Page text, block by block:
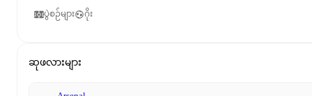
ပွဲစဉ်များ ဂိုး
ဆုဖလားများ